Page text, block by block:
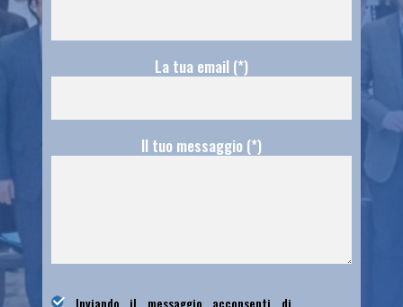
La tua email (*)
Il tuo messaggio (*)
Inviando il messaggio acconsenti di